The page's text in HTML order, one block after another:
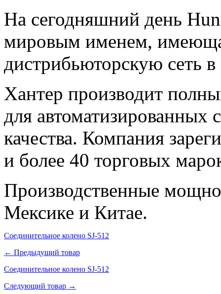
На сегодняшний день
мировым именем,
дистрибьюторскую сеть
Хантер производит
для автоматизированных
качества. Компания
и более 40 торговых
Производственные
Мексике и Китае.
Соединительное колено SJ-512
← Предыдущий товар
Соединительное колено SJ-512
Следующий товар →